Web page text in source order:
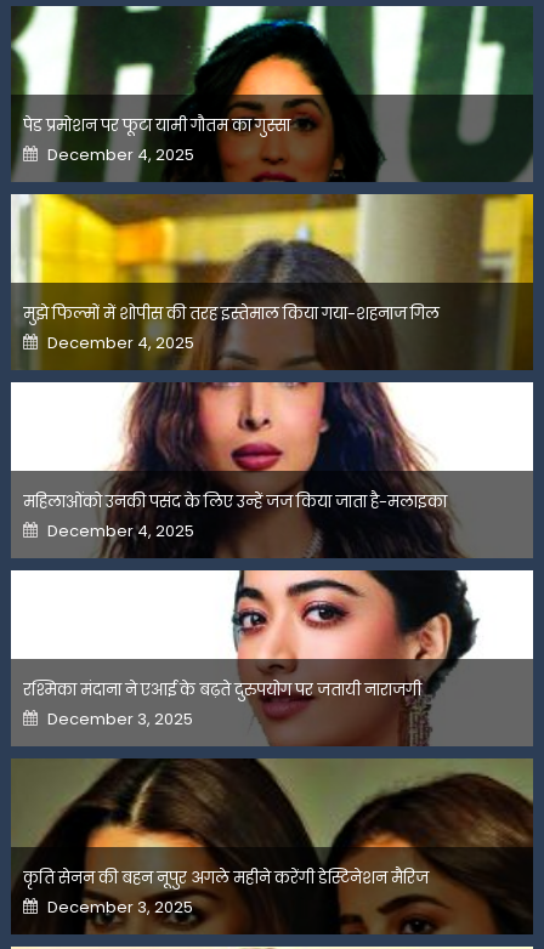
पेड प्रमोशन पर फूटा यामी गौतम का गुस्सा
Posted
on
December 4, 2025
मुझे फिल्मों में शोपीस की तरह इस्तेमाल किया गया-शहनाज गिल
Posted
on
December 4, 2025
महिलाओंको उनकी पसंद के लिए उन्हें जज किया जाता है-मलाइका
Posted
on
December 4, 2025
रश्मिका मंदाना ने एआई के बढ़ते दुरुपयोग पर जतायी नाराजगी
Posted
on
December 3, 2025
कृति सेनन की बहन नूपुर अगले महीने करेंगी डेस्टिनेशन मैरिज
Posted
on
December 3, 2025